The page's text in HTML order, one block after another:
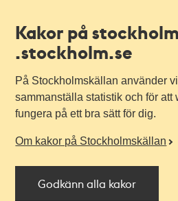
Kakor på
.stockholm.se
På Stockholmskällan använder
sammanställa statistik och för att
fungera på ett bra sätt för dig.
Om kakor på Stockholmskällan
Godkänn alla kakor